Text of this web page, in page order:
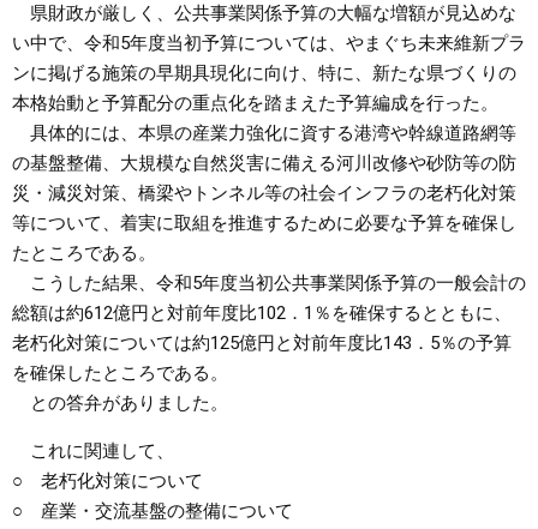
県財政が厳しく、公共事業関係予算の大幅な増額が見込めな
い中で、令和5年度当初予算については、やまぐち未来維新プラ
ンに掲げる施策の早期具現化に向け、特に、新たな県づくりの
本格始動と予算配分の重点化を踏まえた予算編成を行った。
具体的には、本県の産業力強化に資する港湾や幹線道路網等
の基盤整備、大規模な自然災害に備える河川改修や砂防等の防
災・減災対策、橋梁やトンネル等の社会インフラの老朽化対策
等について、着実に取組を推進するために必要な予算を確保し
たところである。
こうした結果、令和5年度当初公共事業関係予算の一般会計の
総額は約612億円と対前年度比102．1％を確保するとともに、
老朽化対策については約125億円と対前年度比143．5％の予算
を確保したところである。
との答弁がありました。
これに関連して、
○ 老朽化対策について
○ 産業・交流基盤の整備について